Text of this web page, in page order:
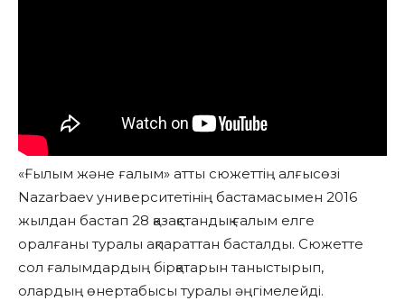
«Ғылым және ғалым» атты сюжеттің алғысөзі
Nazarbaev университетінің бастамасымен 2016
жылдан бастап 28 қазақстандық ғалым елге
оралғаны туралы ақпараттан басталды. Сюжетте
сол ғалымдардың бірқатарын таныстырып,
олардың өнертабысы туралы әңгімелейді.